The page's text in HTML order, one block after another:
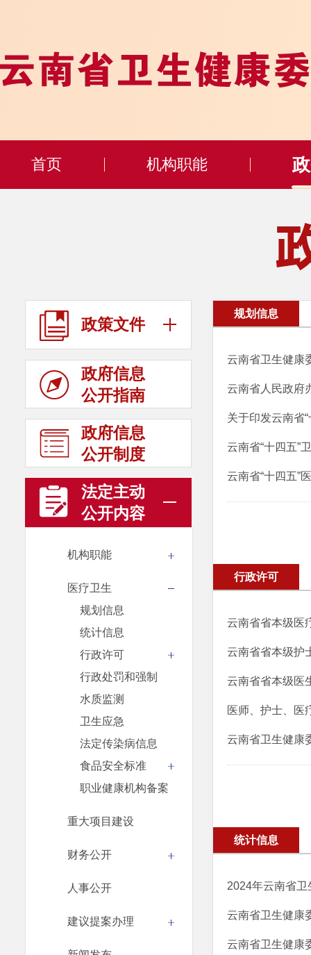
首页 机构职能
政策文件
政府信息
公开指南
政府信息
公开制度
法定主动
公开内容
机构职能
医疗卫生
规划信息
统计信息
行政许可
行政处罚和强制
水质监测
卫生应急
法定传染病信息
食品安全标准
职业健康机构备案
重大项目建设
财务公开
人事公开
建议提案办理
规划信息
云南省卫生健康
云南省人民政府
关于印发云南省
云南省“十四五”
云南省“十四五”
行政许可
云南省省本级医
云南省省本级护
云南省省本级医
医师、护士、医
云南省卫生健康
统计信息
2024年云南省
云南省卫生健康
云南省卫生健康